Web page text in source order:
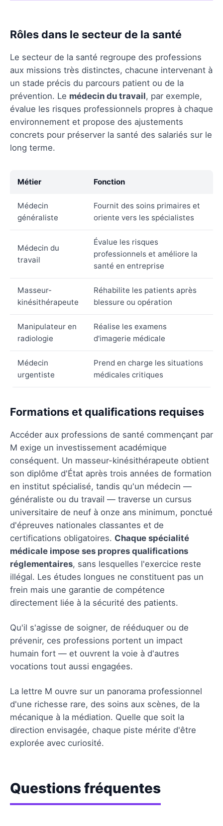
Rôles dans le secteur de la santé
Le secteur de la santé regroupe des professions
aux missions très distinctes, chacune intervenant à
un stade précis du parcours patient ou de la
prévention. Le médecin du travail, par exemple,
évalue les risques professionnels propres à chaque
environnement et propose des ajustements
concrets pour préserver la santé des salariés sur le
long terme.
Métier Fonction
Médecin
généraliste
Fournit des soins primaires et
oriente vers les spécialistes
Médecin du
travail
Évalue les risques
professionnels et améliore la
santé en entreprise
Masseur-
kinésithérapeute
Réhabilite les patients après
blessure ou opération
Manipulateur en
radiologie
Réalise les examens
d'imagerie médicale
Médecin
urgentiste
Prend en charge les situations
médicales critiques
Formations et qualifications requises
Accéder aux professions de santé commençant par
M exige un investissement académique
conséquent. Un masseur-kinésithérapeute obtient
son diplôme d'État après trois années de formation
en institut spécialisé, tandis qu'un médecin —
généraliste ou du travail — traverse un cursus
universitaire de neuf à onze ans minimum, ponctué
d'épreuves nationales classantes et de
certifications obligatoires. Chaque spécialité
médicale impose ses propres qualifications
réglementaires, sans lesquelles l'exercice reste
illégal. Les études longues ne constituent pas un
frein mais une garantie de compétence
directement liée à la sécurité des patients.
Qu'il s'agisse de soigner, de rééduquer ou de
prévenir, ces professions portent un impact
humain fort — et ouvrent la voie à d'autres
vocations tout aussi engagées.
La lettre M ouvre sur un panorama professionnel
d'une richesse rare, des soins aux scènes, de la
mécanique à la médiation. Quelle que soit la
direction envisagée, chaque piste mérite d'être
explorée avec curiosité.
Questions fréquentes